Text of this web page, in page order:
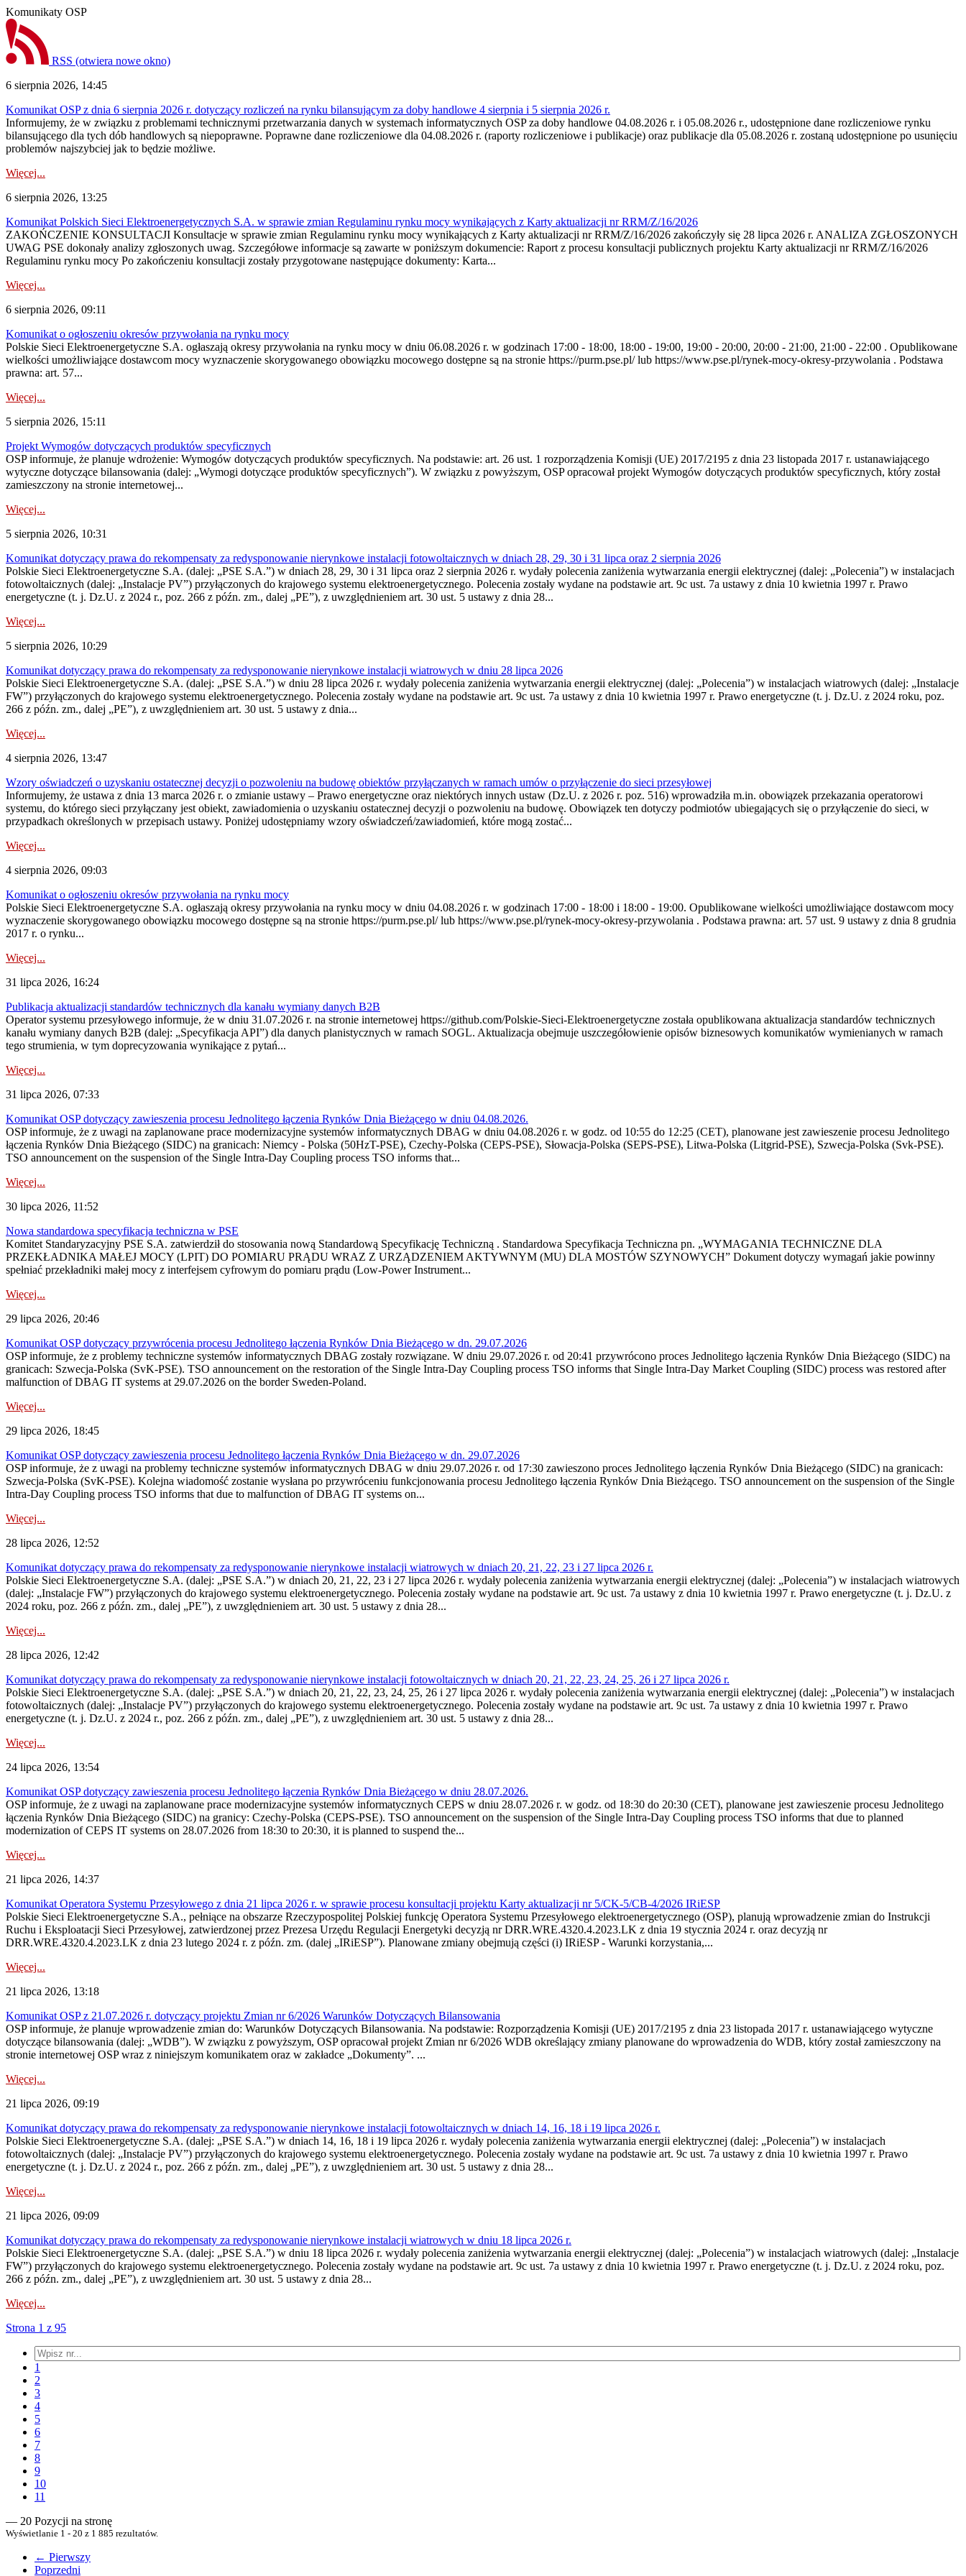
Komunikaty OSP
RSS (otwiera nowe okno)
6 sierpnia 2026, 14:45
Komunikat OSP z dnia 6 sierpnia 2026 r. dotyczący rozliczeń na rynku bilansującym za doby handlowe 4 sierpnia i 5 sierpnia 2026 r.
Informujemy, że w związku z problemami technicznymi przetwarzania danych w systemach informatycznych OSP za doby handlowe 04.08.2026 r. i 05.08.2026 r., udostępnione dane rozliczeniowe rynku
bilansującego dla tych dób handlowych są niepoprawne. Poprawne dane rozliczeniowe dla 04.08.2026 r. (raporty rozliczeniowe i publikacje) oraz publikacje dla 05.08.2026 r. zostaną udostępnione po usunięciu
problemów najszybciej jak to będzie możliwe.
Więcej...
6 sierpnia 2026, 13:25
Komunikat Polskich Sieci Elektroenergetycznych S.A. w sprawie zmian Regulaminu rynku mocy wynikających z Karty aktualizacji nr RRM/Z/16/2026
ZAKOŃCZENIE KONSULTACJI Konsultacje w sprawie zmian Regulaminu rynku mocy wynikających z Karty aktualizacji nr RRM/Z/16/2026 zakończyły się 28 lipca 2026 r. ANALIZA ZGŁOSZONYCH
UWAG PSE dokonały analizy zgłoszonych uwag. Szczegółowe informacje są zawarte w poniższym dokumencie: Raport z procesu konsultacji publicznych projektu Karty aktualizacji nr RRM/Z/16/2026
Regulaminu rynku mocy Po zakończeniu konsultacji zostały przygotowane następujące dokumenty: Karta...
Więcej...
6 sierpnia 2026, 09:11
Komunikat o ogłoszeniu okresów przywołania na rynku mocy
Polskie Sieci Elektroenergetyczne S.A. ogłaszają okresy przywołania na rynku mocy w dniu 06.08.2026 r. w godzinach 17:00 - 18:00, 18:00 - 19:00, 19:00 - 20:00, 20:00 - 21:00, 21:00 - 22:00 . Opublikowane
wielkości umożliwiające dostawcom mocy wyznaczenie skorygowanego obowiązku mocowego dostępne są na stronie https://purm.pse.pl/ lub https://www.pse.pl/rynek-mocy-okresy-przywolania . Podstawa
prawna: art. 57...
Więcej...
5 sierpnia 2026, 15:11
Projekt Wymogów dotyczących produktów specyficznych
OSP informuje, że planuje wdrożenie: Wymogów dotyczących produktów specyficznych. Na podstawie: art. 26 ust. 1 rozporządzenia Komisji (UE) 2017/2195 z dnia 23‍ listopada 2017 r. ustanawiającego
wytyczne dotyczące bilansowania (dalej: „Wymogi dotyczące produktów specyficznych”). W związku z powyższym, OSP opracował projekt Wymogów dotyczących produktów specyficznych, który został
zamieszczony na stronie internetowej...
Więcej...
5 sierpnia 2026, 10:31
Komunikat dotyczący prawa do rekompensaty za redysponowanie nierynkowe instalacji fotowoltaicznych w dniach 28, 29, 30 i 31 lipca oraz 2 sierpnia 2026
Polskie Sieci Elektroenergetyczne S.A. (dalej: „PSE S.A.”) w dniach 28, 29, 30 i 31 lipca oraz 2 sierpnia 2026 r. wydały polecenia zaniżenia wytwarzania energii elektrycznej (dalej: „Polecenia”) w instalacjach
fotowoltaicznych (dalej: „Instalacje PV”) przyłączonych do krajowego systemu elektroenergetycznego. Polecenia zostały wydane na podstawie art. 9c ust. 7a ustawy z dnia 10 kwietnia 1997 r. Prawo
energetyczne (t. j. Dz.U. z 2024 r., poz. 266 z późn. zm., dalej „PE”), z uwzględnieniem art. 30 ust. 5 ustawy z dnia 28...
Więcej...
5 sierpnia 2026, 10:29
Komunikat dotyczący prawa do rekompensaty za redysponowanie nierynkowe instalacji wiatrowych w dniu 28 lipca 2026
Polskie Sieci Elektroenergetyczne S.A. (dalej: „PSE S.A.”) w dniu 28 lipca 2026 r. wydały polecenia zaniżenia wytwarzania energii elektrycznej (dalej: „Polecenia”) w instalacjach wiatrowych (dalej: „Instalacje
FW”) przyłączonych do krajowego systemu elektroenergetycznego. Polecenia zostały wydane na podstawie art. 9c ust. 7a ustawy z dnia 10 kwietnia 1997 r. Prawo energetyczne (t. j. Dz.U. z 2024 roku, poz.
266 z późn. zm., dalej „PE”), z uwzględnieniem art. 30 ust. 5 ustawy z dnia...
Więcej...
4 sierpnia 2026, 13:47
Wzory oświadczeń o uzyskaniu ostatecznej decyzji o pozwoleniu na budowę obiektów przyłączanych w ramach umów o przyłączenie do sieci przesyłowej
Informujemy, że ustawa z dnia 13 marca 2026 r. o zmianie ustawy – Prawo energetyczne oraz niektórych innych ustaw (Dz.U. z 2026 r. poz. 516) wprowadziła m.in. obowiązek przekazania operatorowi
systemu, do którego sieci przyłączany jest obiekt, zawiadomienia o uzyskaniu ostatecznej decyzji o pozwoleniu na budowę. Obowiązek ten dotyczy podmiotów ubiegających się o przyłączenie do sieci, w
przypadkach określonych w przepisach ustawy. Poniżej udostępniamy wzory oświadczeń/zawiadomień, które mogą zostać...
Więcej...
4 sierpnia 2026, 09:03
Komunikat o ogłoszeniu okresów przywołania na rynku mocy
Polskie Sieci Elektroenergetyczne S.A. ogłaszają okresy przywołania na rynku mocy w dniu 04.08.2026 r. w godzinach 17:00 - 18:00 i 18:00 - 19:00. Opublikowane wielkości umożliwiające dostawcom mocy
wyznaczenie skorygowanego obowiązku mocowego dostępne są na stronie https://purm.pse.pl/ lub https://www.pse.pl/rynek-mocy-okresy-przywolania . Podstawa prawna: art. 57 ust. 9 ustawy z dnia 8 grudnia
2017 r. o rynku...
Więcej...
31 lipca 2026, 16:24
Publikacja aktualizacji standardów technicznych dla kanału wymiany danych B2B
Operator systemu przesyłowego informuje, że w dniu 31.07.2026 r. na stronie internetowej https://github.com/Polskie-Sieci-Elektroenergetyczne została opublikowana aktualizacja standardów technicznych
kanału wymiany danych B2B (dalej: „Specyfikacja API”) dla danych planistycznych w ramach SOGL. Aktualizacja obejmuje uszczegółowienie opisów biznesowych komunikatów wymienianych w ramach
tego strumienia, w tym doprecyzowania wynikające z pytań...
Więcej...
31 lipca 2026, 07:33
Komunikat OSP dotyczący zawieszenia procesu Jednolitego łączenia Rynków Dnia Bieżącego w dniu 04.08.2026.
OSP informuje, że z uwagi na zaplanowane prace modernizacyjne systemów informatycznych DBAG w dniu 04.08.2026 r. w godz. od 10:55 do 12:25 (CET), planowane jest zawieszenie procesu Jednolitego
łączenia Rynków Dnia Bieżącego (SIDC) na granicach: Niemcy - Polska (50HzT-PSE), Czechy-Polska (CEPS-PSE), Słowacja-Polska (SEPS-PSE), Litwa-Polska (Litgrid-PSE), Szwecja-Polska (Svk-PSE).
TSO announcement on the suspension of the Single Intra-Day Coupling process TSO informs that...
Więcej...
30 lipca 2026, 11:52
Nowa standardowa specyfikacja techniczna w PSE
Komitet Standaryzacyjny PSE S.A. zatwierdził do stosowania nową Standardową Specyfikację Techniczną . Standardowa Specyfikacja Techniczna pn. „WYMAGANIA TECHNICZNE DLA
PRZEKŁADNIKA MAŁEJ MOCY (LPIT) DO POMIARU PRĄDU WRAZ Z URZĄDZENIEM AKTYWNYM (MU) DLA MOSTÓW SZYNOWYCH” Dokument dotyczy wymagań jakie powinny
spełniać przekładniki małej mocy z interfejsem cyfrowym do pomiaru prądu (Low-Power Instrument...
Więcej...
29 lipca 2026, 20:46
Komunikat OSP dotyczący przywrócenia procesu Jednolitego łączenia Rynków Dnia Bieżącego w dn. 29.07.2026
OSP informuje, że z problemy techniczne systemów informatycznych DBAG zostały rozwiązane. W dniu 29.07.2026 r. od 20:41 przywrócono proces Jednolitego łączenia Rynków Dnia Bieżącego (SIDC) na
granicach: Szwecja-Polska (SvK-PSE). TSO announcement on the restoration of the Single Intra-Day Coupling process TSO informs that Single Intra-Day Market Coupling (SIDC) process was restored after
malfunction of DBAG IT systems at 29.07.2026 on the border Sweden-Poland.
Więcej...
29 lipca 2026, 18:45
Komunikat OSP dotyczący zawieszenia procesu Jednolitego łączenia Rynków Dnia Bieżącego w dn. 29.07.2026
OSP informuje, że z uwagi na problemy techniczne systemów informatycznych DBAG w dniu 29.07.2026 r. od 17:30 zawieszono proces Jednolitego łączenia Rynków Dnia Bieżącego (SIDC) na granicach:
Szwecja-Polska (SvK-PSE). Kolejna wiadomość zostanie wysłana po przywróceniu funkcjonowania procesu Jednolitego łączenia Rynków Dnia Bieżącego. TSO announcement on the suspension of the Single
Intra-Day Coupling process TSO informs that due to malfunction of DBAG IT systems on...
Więcej...
28 lipca 2026, 12:52
Komunikat dotyczący prawa do rekompensaty za redysponowanie nierynkowe instalacji wiatrowych w dniach 20, 21, 22, 23 i 27 lipca 2026 r.
Polskie Sieci Elektroenergetyczne S.A. (dalej: „PSE S.A.”) w dniach 20, 21, 22, 23 i 27 lipca 2026 r. wydały polecenia zaniżenia wytwarzania energii elektrycznej (dalej: „Polecenia”) w instalacjach wiatrowych
(dalej: „Instalacje FW”) przyłączonych do krajowego systemu elektroenergetycznego. Polecenia zostały wydane na podstawie art. 9c ust. 7a ustawy z dnia 10 kwietnia 1997 r. Prawo energetyczne (t. j. Dz.U. z
2024 roku, poz. 266 z późn. zm., dalej „PE”), z uwzględnieniem art. 30 ust. 5 ustawy z dnia 28...
Więcej...
28 lipca 2026, 12:42
Komunikat dotyczący prawa do rekompensaty za redysponowanie nierynkowe instalacji fotowoltaicznych w dniach 20, 21, 22, 23, 24, 25, 26 i 27 lipca 2026 r.
Polskie Sieci Elektroenergetyczne S.A. (dalej: „PSE S.A.”) w dniach 20, 21, 22, 23, 24, 25, 26 i 27 lipca 2026 r. wydały polecenia zaniżenia wytwarzania energii elektrycznej (dalej: „Polecenia”) w instalacjach
fotowoltaicznych (dalej: „Instalacje PV”) przyłączonych do krajowego systemu elektroenergetycznego. Polecenia zostały wydane na podstawie art. 9c ust. 7a ustawy z dnia 10 kwietnia 1997 r. Prawo
energetyczne (t. j. Dz.U. z 2024 r., poz. 266 z późn. zm., dalej „PE”), z uwzględnieniem art. 30 ust. 5 ustawy z dnia 28...
Więcej...
24 lipca 2026, 13:54
Komunikat OSP dotyczący zawieszenia procesu Jednolitego łączenia Rynków Dnia Bieżącego w dniu 28.07.2026.
OSP informuje, że z uwagi na zaplanowane prace modernizacyjne systemów informatycznych CEPS w dniu 28.07.2026 r. w godz. od 18:30 do 20:30 (CET), planowane jest zawieszenie procesu Jednolitego
łączenia Rynków Dnia Bieżącego (SIDC) na granicy: Czechy-Polska (CEPS-PSE). TSO announcement on the suspension of the Single Intra-Day Coupling process TSO informs that due to planned
modernization of CEPS IT systems on 28.07.2026 from 18:30 to 20:30, it is planned to suspend the...
Więcej...
21 lipca 2026, 14:37
Komunikat Operatora Systemu Przesyłowego z dnia 21 lipca 2026 r. w sprawie procesu konsultacji projektu Karty aktualizacji nr 5/CK-5/CB-4/2026 IRiESP
Polskie Sieci Elektroenergetyczne S.A., pełniące na obszarze Rzeczypospolitej Polskiej funkcję Operatora Systemu Przesyłowego elektroenergetycznego (OSP), planują wprowadzenie zmian do Instrukcji
Ruchu i Eksploatacji Sieci Przesyłowej, zatwierdzonej przez Prezesa Urzędu Regulacji Energetyki decyzją nr DRR.WRE.4320.4.2023.LK z dnia 19 stycznia 2024 r. oraz decyzją nr
DRR.WRE.4320.4.2023.LK z dnia 23 lutego 2024 r. z późn. zm. (dalej „IRiESP”). Planowane zmiany obejmują części (i) IRiESP - Warunki korzystania,...
Więcej...
21 lipca 2026, 13:18
Komunikat OSP z 21.07.2026 r. dotyczący projektu Zmian nr 6/2026 Warunków Dotyczących Bilansowania
OSP informuje, że planuje wprowadzenie zmian do: Warunków Dotyczących Bilansowania. Na podstawie: Rozporządzenia Komisji (UE) 2017/2195 z dnia 23‍ listopada 2017 r. ustanawiającego wytyczne
dotyczące bilansowania (dalej: „WDB”). W związku z powyższym, OSP opracował projekt Zmian nr 6/2026 WDB określający zmiany planowane do wprowadzenia do WDB, który został zamieszczony na
stronie internetowej OSP wraz z niniejszym komunikatem oraz w zakładce „Dokumenty”. ...
Więcej...
21 lipca 2026, 09:19
Komunikat dotyczący prawa do rekompensaty za redysponowanie nierynkowe instalacji fotowoltaicznych w dniach 14, 16, 18 i 19 lipca 2026 r.
Polskie Sieci Elektroenergetyczne S.A. (dalej: „PSE S.A.”) w dniach 14, 16, 18 i 19 lipca 2026 r. wydały polecenia zaniżenia wytwarzania energii elektrycznej (dalej: „Polecenia”) w instalacjach
fotowoltaicznych (dalej: „Instalacje PV”) przyłączonych do krajowego systemu elektroenergetycznego. Polecenia zostały wydane na podstawie art. 9c ust. 7a ustawy z dnia 10 kwietnia 1997 r. Prawo
energetyczne (t. j. Dz.U. z 2024 r., poz. 266 z późn. zm., dalej „PE”), z uwzględnieniem art. 30 ust. 5 ustawy z dnia 28...
Więcej...
21 lipca 2026, 09:09
Komunikat dotyczący prawa do rekompensaty za redysponowanie nierynkowe instalacji wiatrowych w dniu 18 lipca 2026 r.
Polskie Sieci Elektroenergetyczne S.A. (dalej: „PSE S.A.”) w dniu 18 lipca 2026 r. wydały polecenia zaniżenia wytwarzania energii elektrycznej (dalej: „Polecenia”) w instalacjach wiatrowych (dalej: „Instalacje
FW”) przyłączonych do krajowego systemu elektroenergetycznego. Polecenia zostały wydane na podstawie art. 9c ust. 7a ustawy z dnia 10 kwietnia 1997 r. Prawo energetyczne (t. j. Dz.U. z 2024 roku, poz.
266 z późn. zm., dalej „PE”), z uwzględnieniem art. 30 ust. 5 ustawy z dnia 28...
Więcej...
Strona 1 z 95
1
2
3
4
5
6
7
8
9
10
11
— 20 Pozycji na stronę
Wyświetlanie 1 - 20 z 1 885 rezultatów.
← Pierwszy
Poprzedni